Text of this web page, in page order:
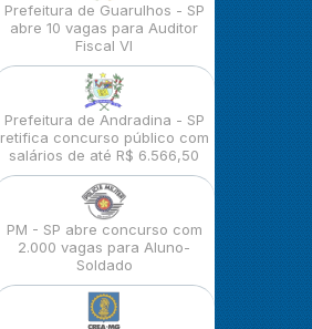
Prefeitura de Guarulhos - SP
abre 10 vagas para Auditor
Fiscal VI
Prefeitura de Andradina - SP
retifica concurso público com
salários de até R$ 6.566,50
PM - SP abre concurso com
2.000 vagas para Aluno-
Soldado